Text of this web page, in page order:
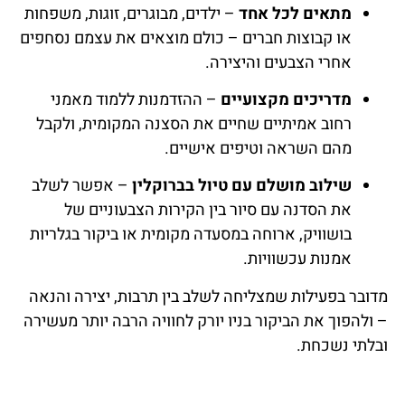
מתאים לכל אחד– ילדים, מבוגרים, זוגות, משפחות
או קבוצות חברים – כולם מוצאים את עצמם נסחפים
אחרי הצבעים והיצירה.
מדריכים מקצועיים – ההזדמנות ללמוד מאמני
רחוב אמיתיים שחיים את הסצנה המקומית, ולקבל
מהם השראה וטיפים אישיים.
שילוב מושלם עם טיול בברוקלין– אפשר לשלב
את הסדנה עם סיור בין הקירות הצבעוניים של
בושוויק, ארוחה במסעדה מקומית או ביקור בגלריות
אמנות עכשוויות.
מדובר בפעילות שמצליחה לשלב בין תרבות, יצירה והנאה
– ולהפוך את הביקור בניו יורק לחוויה הרבה יותר מעשירה
ובלתי נשכחת.